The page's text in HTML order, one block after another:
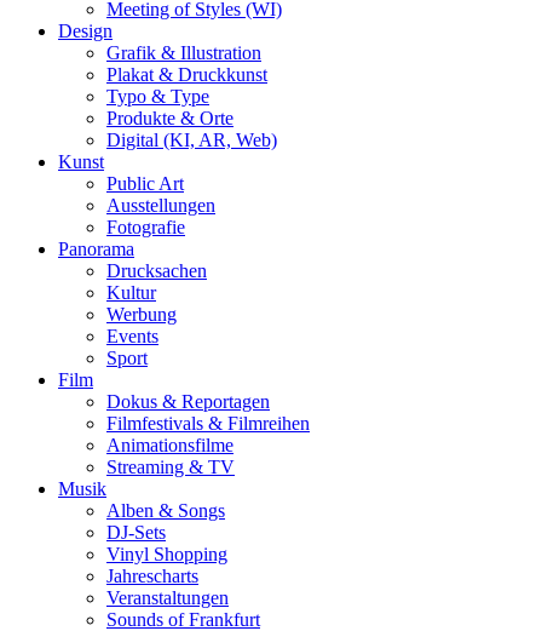
Meeting of Styles (WI)
Design
Grafik & Illustration
Plakat & Druckkunst
Typo & Type
Produkte & Orte
Digital (KI, AR, Web)
Kunst
Public Art
Ausstellungen
Fotografie
Panorama
Drucksachen
Kultur
Werbung
Events
Sport
Film
Dokus & Reportagen
Filmfestivals & Filmreihen
Animationsfilme
Streaming & TV
Musik
Alben & Songs
DJ-Sets
Vinyl Shopping
Jahrescharts
Veranstaltungen
Sounds of Frankfurt